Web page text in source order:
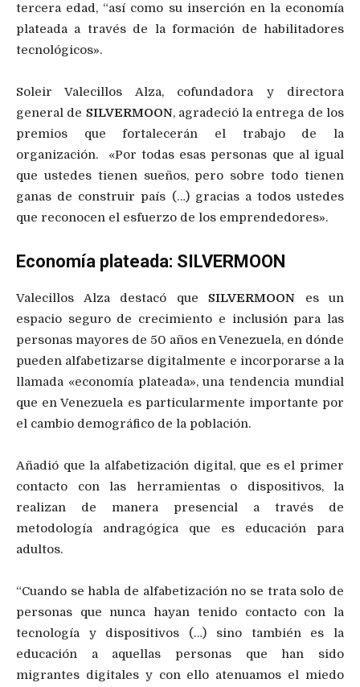
tercera edad, “así como su inserción en la economía
plateada a través de la formación de habilitadores
tecnológicos».
Soleir Valecillos Alza, cofundadora y directora
general de SILVERMOON, agradeció la entrega de los
premios que fortalecerán el trabajo de la
organización. «Por todas esas personas que al igual
que ustedes tienen sueños, pero sobre todo tienen
ganas de construir país (…) gracias a todos ustedes
que reconocen el esfuerzo de los emprendedores».
Economía plateada: SILVERMOON
Valecillos Alza destacó que SILVERMOON es un
espacio seguro de crecimiento e inclusión para las
personas mayores de 50 años en Venezuela, en dónde
pueden alfabetizarse digitalmente e incorporarse a la
llamada «economía plateada», una tendencia mundial
que en Venezuela es particularmente importante por
el cambio demográfico de la población.
Añadió que la alfabetización digital, que es el primer
contacto con las herramientas o dispositivos, la
realizan de manera presencial a través de
metodología andragógica que es educación para
adultos.
“Cuando se habla de alfabetización no se trata solo de
personas que nunca hayan tenido contacto con la
tecnología y dispositivos (…) sino también es la
educación a aquellas personas que han sido
migrantes digitales y con ello atenuamos el miedo